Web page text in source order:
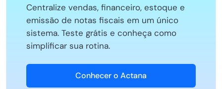
Centralize vendas, financeiro, estoque e
emissão de notas fiscais em um único
sistema. Teste grátis e conheça como
simplificar sua rotina.
Conhecer o Actana